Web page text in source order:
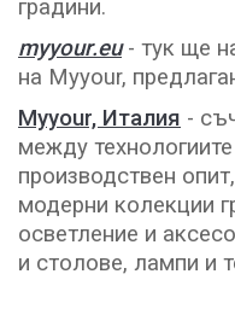
градини.
myyour.eu- тук ще
на Myyour,
Myyour, Италия -
между
производствен
модерни колекции
осветление и
и столове, лампи и